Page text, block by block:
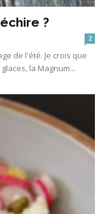
?
2
de l'été. Je crois que
la Magnum...